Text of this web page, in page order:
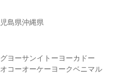
島県沖縄県
ヨーサンイトーヨーカドー
コーオーケー ヨークベニマル